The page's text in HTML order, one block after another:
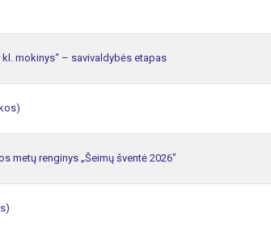
mokinys“ – savivaldybės etapas
metų renginys „Šeimų šventė 2026"